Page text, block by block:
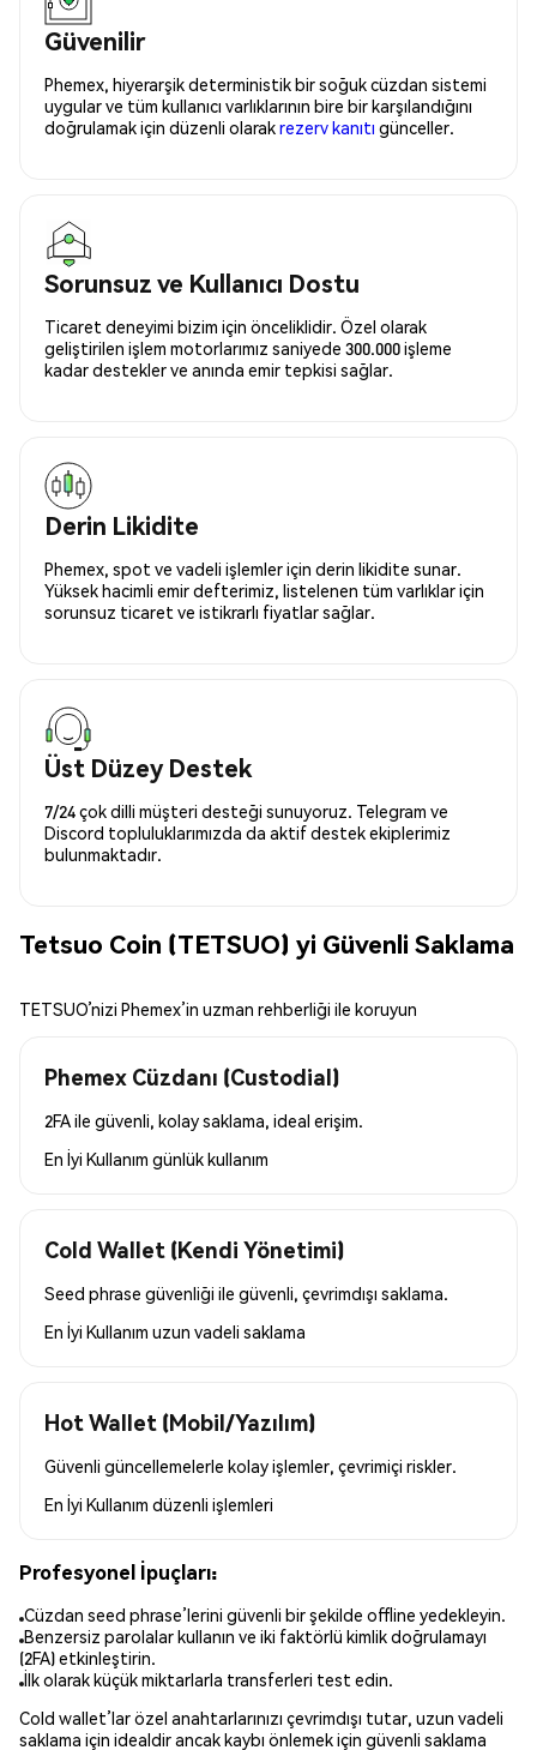
Güvenilir
Phemex, hiyerarşik deterministik bir soğuk cüzdan sistemi
uygular ve tüm kullanıcı varlıklarının bire bir karşılandığını
doğrulamak için düzenli olarakrezerv kanıtı günceller.
Sorunsuz ve Kullanıcı Dostu
Ticaret deneyimi bizim için önceliklidir. Özel olarak
geliştirilen işlem motorlarımız saniyede 300.000 işleme
kadar destekler ve anında emir tepkisi sağlar.
Derin Likidite
Phemex, spot ve vadeli işlemler için derin likidite sunar.
Yüksek hacimli emir defterimiz, listelenen tüm varlıklar için
sorunsuz ticaret ve istikrarlı fiyatlar sağlar.
Üst Düzey Destek
7/24 çok dilli müşteri desteği sunuyoruz. Telegram ve
Discord topluluklarımızda da aktif destek ekiplerimiz
bulunmaktadır.
Tetsuo Coin (TETSUO) yi Güvenli Saklama
TETSUO’nizi Phemex’in uzman rehberliği ile koruyun
Phemex Cüzdanı (Custodial)
2FA ile güvenli, kolay saklama, ideal erişim.
En İyi Kullanım günlük kullanım
Cold Wallet (Kendi Yönetimi)
Seed phrase güvenliği ile güvenli, çevrimdışı saklama.
En İyi Kullanım uzun vadeli saklama
Hot Wallet (Mobil/Yazılım)
Güvenli güncellemelerle kolay işlemler, çevrimiçi riskler.
En İyi Kullanım düzenli işlemleri
Profesyonel İpuçları:
Cüzdan seed phrase’lerini güvenli bir şekilde offline yedekleyin.
Benzersiz parolalar kullanın ve iki faktörlü kimlik doğrulamayı
(2FA) etkinleştirin.
İlk olarak küçük miktarlarla transferleri test edin.
Cold wallet’lar özel anahtarlarınızı çevrimdışı tutar, uzun vadeli
saklama için idealdir ancak kaybı önlemek için güvenli saklama